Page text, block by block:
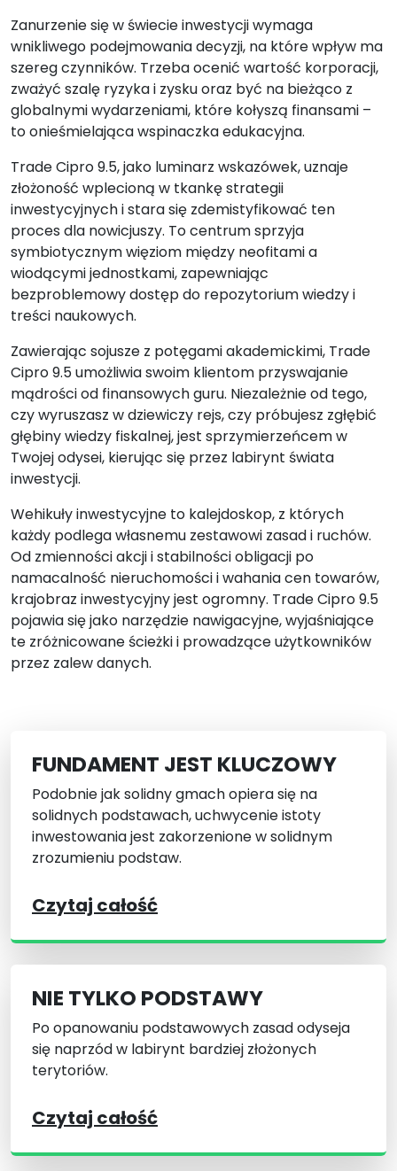
Zanurzenie się w świecie inwestycji wymaga
wnikliwego podejmowania decyzji, na które wpływ ma
szereg czynników. Trzeba ocenić wartość korporacji,
zważyć szalę ryzyka i zysku oraz być na bieżąco z
globalnymi wydarzeniami, które kołyszą finansami –
to onieśmielająca wspinaczka edukacyjna.
Trade Cipro 9.5, jako luminarz wskazówek, uznaje
złożoność wplecioną w tkankę strategii
inwestycyjnych i stara się zdemistyfikować ten
proces dla nowicjuszy. To centrum sprzyja
symbiotycznym więziom między neofitami a
wiodącymi jednostkami, zapewniając
bezproblemowy dostęp do repozytorium wiedzy i
treści naukowych.
Zawierając sojusze z potęgami akademickimi, Trade
Cipro 9.5 umożliwia swoim klientom przyswajanie
mądrości od finansowych guru. Niezależnie od tego,
czy wyruszasz w dziewiczy rejs, czy próbujesz zgłębić
głębiny wiedzy fiskalnej, jest sprzymierzeńcem w
Twojej odysei, kierując się przez labirynt świata
inwestycji.
Wehikuły inwestycyjne to kalejdoskop, z których
każdy podlega własnemu zestawowi zasad i ruchów.
Od zmienności akcji i stabilności obligacji po
namacalność nieruchomości i wahania cen towarów,
krajobraz inwestycyjny jest ogromny. Trade Cipro 9.5
pojawia się jako narzędzie nawigacyjne, wyjaśniające
te zróżnicowane ścieżki i prowadzące użytkowników
przez zalew danych.
FUNDAMENT JEST KLUCZOWY
Podobnie jak solidny gmach opiera się na
solidnych podstawach, uchwycenie istoty
inwestowania jest zakorzenione w solidnym
zrozumieniu podstaw.
Czytaj całość
NIE TYLKO PODSTAWY
Po opanowaniu podstawowych zasad odyseja
się naprzód w labirynt bardziej złożonych
terytoriów.
Czytaj całość